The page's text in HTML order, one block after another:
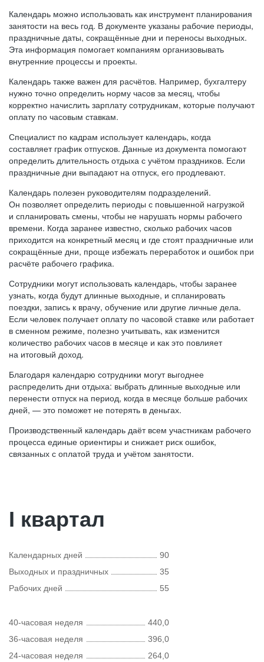
Календарь можно использовать как инструмент планирования
занятости на весь год. В документе указаны рабочие периоды,
праздничные даты, сокращённые дни и переносы выходных.
Эта информация помогает компаниям организовывать
внутренние процессы и проекты.
Календарь также важен для расчётов. Например, бухгалтеру
нужно точно определить норму часов за месяц, чтобы
корректно начислить зарплату сотрудникам, которые получают
оплату по часовым ставкам.
Специалист по кадрам использует календарь, когда
составляет график отпусков. Данные из документа помогают
определить длительность отдыха с учётом праздников. Если
праздничные дни выпадают на отпуск, его продлевают.
Календарь полезен руководителям подразделений.
Он позволяет определить периоды с повышенной нагрузкой
и спланировать смены, чтобы не нарушать нормы рабочего
времени. Когда заранее известно, сколько рабочих часов
приходится на конкретный месяц и где стоят праздничные или
сокращённые дни, проще избежать переработок и ошибок при
расчёте рабочего графика.
Сотрудники могут использовать календарь, чтобы заранее
узнать, когда будут длинные выходные, и спланировать
поездки, запись к врачу, обучение или другие личные дела.
Если человек получает оплату по часовой ставке или работает
в сменном режиме, полезно учитывать, как изменится
количество рабочих часов в месяце и как это повлияет
на итоговый доход.
Благодаря календарю сотрудники могут выгоднее
распределить дни отдыха: выбрать длинные выходные или
перенести отпуск на период, когда в месяце больше рабочих
дней, — это поможет не потерять в деньгах.
Производственный календарь даёт всем участникам рабочего
процесса единые ориентиры и снижает риск ошибок,
связанных с оплатой труда и учётом занятости.
I квартал
Календарных дней
90
Выходных и праздничных
35
Рабочих дней
55
40-часовая неделя
440,0
36-часовая неделя
396,0
24-часовая неделя
264,0